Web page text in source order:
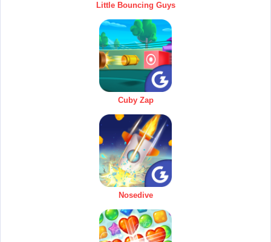
Little Bouncing Guys
Cuby Zap
Nosedive